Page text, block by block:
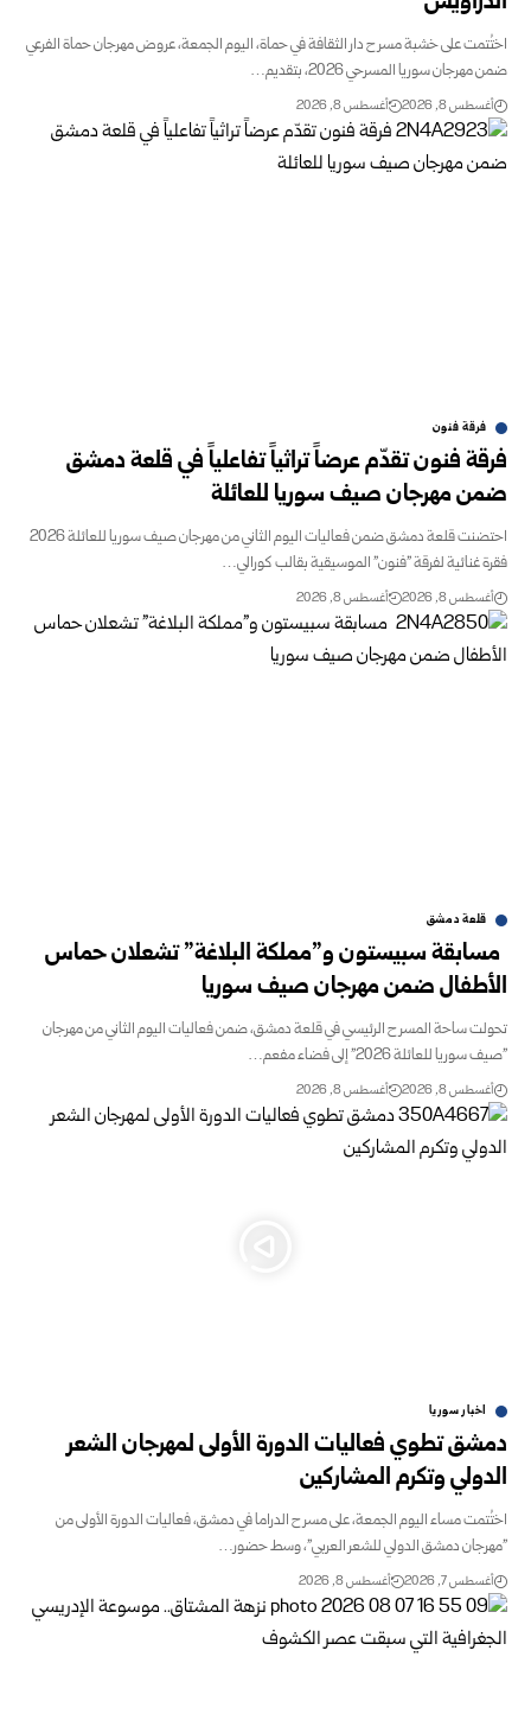
اختُتمت على خشبة مسرح دار الثقافة في حماة، اليوم الجمعة، عروض مهرجان حماة الفرعي
ضمن مهرجان سوريا المسرحي 2026، بتقديم…
أغسطس 8, 2026 أغسطس 8, 2026
فرقة فنون
فرقة فنون تقدّم عرضاً تراثياً تفاعلياً في قلعة دمشق
ضمن مهرجان صيف سوريا للعائلة
احتضنت قلعة دمشق ضمن فعاليات اليوم الثاني من مهرجان صيف سوريا للعائلة 2026
فقرة غنائية لفرقة "فنون" الموسيقية بقالب كورالي…
أغسطس 8, 2026 أغسطس 8, 2026
قلعة دمشق
مسابقة سبيستون و”مملكة البلاغة” تشعلان حماس
الأطفال ضمن مهرجان صيف سوريا
تحولت ساحة المسرح الرئيسي في قلعة دمشق، ضمن فعاليات اليوم الثاني من مهرجان
"صيف سوريا للعائلة 2026" إلى فضاء مفعم…
أغسطس 8, 2026 أغسطس 8, 2026
اخبار سوريا
دمشق تطوي فعاليات الدورة الأولى لمهرجان الشعر
الدولي وتكرم المشاركين
اختُتمت مساء اليوم الجمعة، على مسرح الدراما في دمشق، فعاليات الدورة الأولى من
"مهرجان دمشق الدولي للشعر العربي"، وسط حضور…
أغسطس 7, 2026 أغسطس 8, 2026